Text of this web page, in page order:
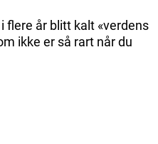
flere år blitt kalt «verdens
ikke er så rart når du